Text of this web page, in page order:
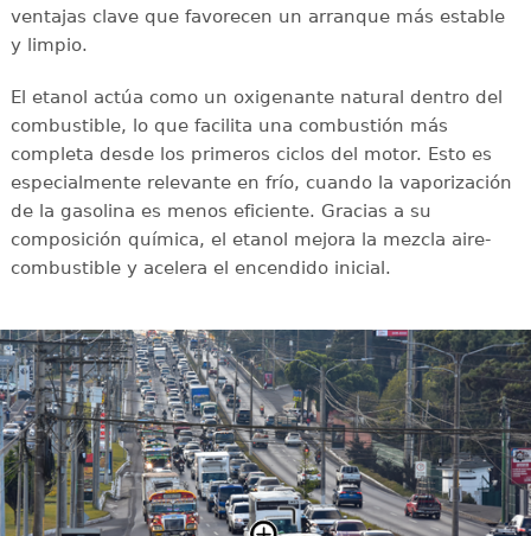
ventajas clave que favorecen un arranque más estable
y limpio.
El etanol actúa como un oxigenante natural dentro del
combustible, lo que facilita una combustión más
completa desde los primeros ciclos del motor. Esto es
especialmente relevante en frío, cuando la vaporización
de la gasolina es menos eficiente. Gracias a su
composición química, el etanol mejora la mezcla aire-
combustible y acelera el encendido inicial.